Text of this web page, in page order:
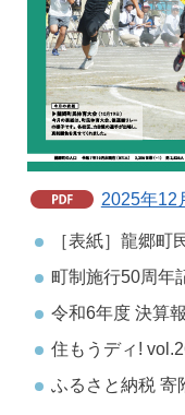
2025年12
［表紙］龍郷町
町制施行50周年
令和6年度 決算
住もうディ!
ふるさと納税